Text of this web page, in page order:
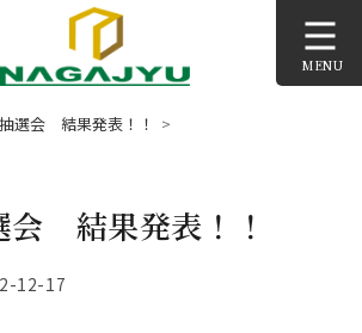
MENU
選会 結果発表！！ >
会 結果発表！！
12-17